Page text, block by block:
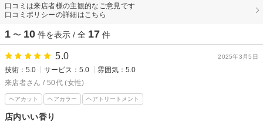
口コミは来店者様の主観的なご意見です
口コミポリシーの詳細はこちら
1 〜 10 件を表示 / 全 17 件
2025年3月5日
5.0
技術：5.0 サービス：5.0
雰囲気：5.0
来店者さん / 50代 (女性)
ヘアカット ヘアカラー ヘアトリートメント
店内いい香り